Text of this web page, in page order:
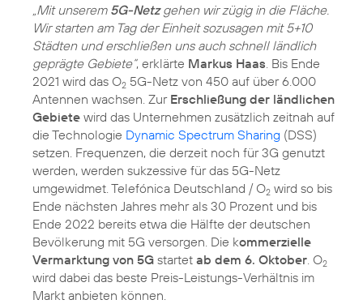
„Mit unserem 5G-Netzgehen wir zügig in die Fläche.
Wir starten am Tag der Einheit sozusagen mit 5+10
Städten und erschließen uns auch schnell ländlich
geprägte Gebiete“, erklärte Markus Haas . Bis Ende
2021 wird das O2 5G-Netz von 450 auf über 6.000
Antennen wachsen. Zur Erschließung der ländlichen
Gebiete wird das Unternehmen zusätzlich zeitnah auf
die Technologie Dynamic Spectrum Sharing (DSS)
setzen. Frequenzen, die derzeit noch für 3G genutzt
werden, werden sukzessive für das 5G-Netz
umgewidmet. Telefónica Deutschland / O2 wird so bis
Ende nächsten Jahres mehr als 30 Prozent und bis
Ende 2022 bereits etwa die Hälfte der deutschen
Bevölkerung mit 5G versorgen. Die kommerzielle
Vermarktung von 5G startet ab dem 6. Oktober . O2
wird dabei das beste Preis-Leistungs-Verhältnis im
Markt anbieten können.